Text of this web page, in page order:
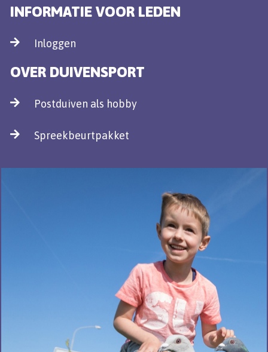
INFORMATIE VOOR LEDEN
Inloggen
OVER DUIVENSPORT
Postduiven als hobby
Spreekbeurtpakket